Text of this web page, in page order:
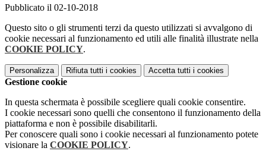
Pubblicato il 02-10-2018
Questo sito o gli strumenti terzi da questo utilizzati si avvalgono di
cookie necessari al funzionamento ed utili alle finalità illustrate nella
COOKIE POLICY.
Personalizza Rifiuta tutti i cookies Accetta tutti i cookies
Gestione cookie
In questa schermata è possibile scegliere quali cookie consentire.
I cookie necessari sono quelli che consentono il funzionamento della
piattaforma e non è possibile disabilitarli.
Per conoscere quali sono i cookie necessari al funzionamento potete
visionare la COOKIE POLICY.